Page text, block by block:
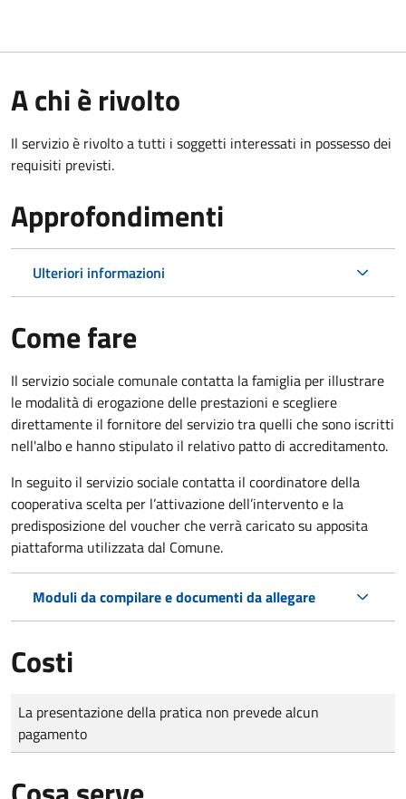
A chi è rivolto
Il servizio è rivolto a tutti i soggetti interessati in possesso dei
requisiti previsti.
Approfondimenti
Ulteriori informazioni
Come fare
Il servizio sociale comunale contatta la famiglia per illustrare
le modalità di erogazione delle prestazioni e scegliere
direttamente il fornitore del servizio tra quelli che sono iscritti
nell'albo e hanno stipulato il relativo patto di accreditamento.
In seguito il servizio sociale contatta il coordinatore della
cooperativa scelta per l’attivazione dell’intervento e la
predisposizione del voucher che verrà caricato su apposita
piattaforma utilizzata dal Comune.
Moduli da compilare e documenti da allegare
Costi
Tipo di pagamento
Importo
La presentazione della pratica non prevede alcun
pagamento